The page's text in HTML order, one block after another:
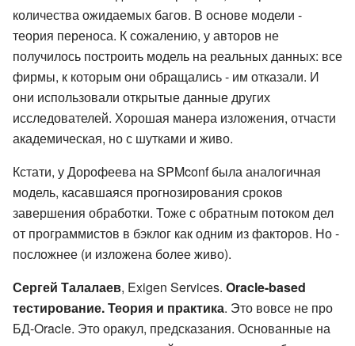
количества ожидаемых багов. В основе модели -
теория переноса. К сожалению, у авторов не
получилось построить модель на реальных данных: все
фирмы, к которым они обращались - им отказали. И
они использовали открытые данные других
исследователей. Хорошая манера изложения, отчасти
академическая, но с шутками и живо.
Кстати, у Дорофеева на SPMconf была аналогичная
модель, касавшаяся прогнозирования сроков
завершения обработки. Тоже с обратным потоком дел
от программистов в бэклог как одним из факторов. Но -
посложнее (и изложена более живо).
Сергей Талалаев, Exigen Services. Oracle-based
тестирование. Теория и практика. Это вовсе не про
БД-Oracle. Это оракул, предсказания. Основанные на